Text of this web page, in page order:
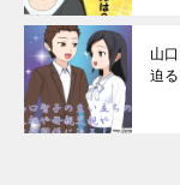
山
迫る